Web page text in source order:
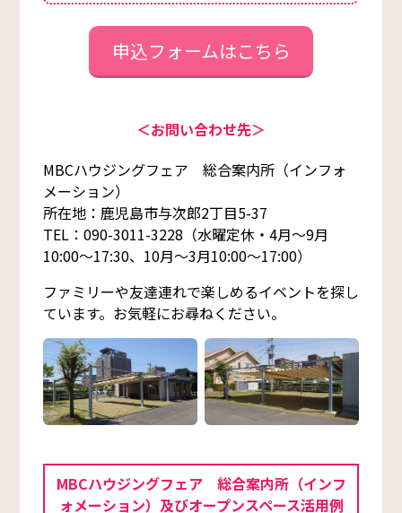
申込フォームはこちら
＜お問い合わせ先＞
MBCハウジングフェア 総合案内所（インフォ
メーション）
所在地：鹿児島市与次郎2丁目5-37
TEL：090-3011-3228（水曜定休・4月～9月
10:00～17:30、10月～3月10:00～17:00）
ファミリーや友達連れで楽しめるイベントを探し
ています。お気軽にお尋ねください。
MBCハウジングフェア 総合案内所（インフ
ォメーション）及びオープンスペース活用例